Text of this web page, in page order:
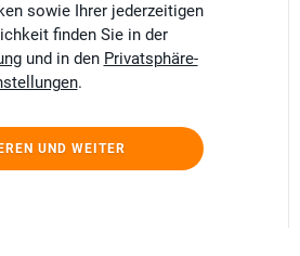
sowie Ihrer jederzeitigen
finden Sie in der
und in den Privatsphäre-
.
UND WEITER